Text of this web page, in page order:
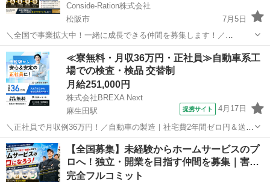
Conside-Ration株式会社
松阪市
7月5日
＼全国で事業拡大中！一緒に成長できる仲間を募集します！／
Conside-Ration株式会社では、住まいに関するホームサービス事業を
全国で展開しています。 現在、事業拡大に伴い、業務委託スタッフ・
将来独立を目指...
三重 松阪市 その他 スタッフ
≪寮無料・月収36万円・正社員≫自動車系工
場での検査・検品 交替制
月給251,000円
株式会社BREXA Next
麻生田駅
提携サイト 4月17日
＼正社員で月収例36万円！／自動車の製造｜社宅費2年間ゼロ円＆送迎
あり◎＜20〜30代男性活躍中＞ 自動車の組み立て・加工・検査など
トヨタ車体で、車両の製造を担当します。 ※雇用元は『株式会社
BREXA Next』です...
三重 いなべ市 麻生田駅 その他
【全国募集】未経験からホームサービスのプ
ロへ！独立・開業を目指す仲間を募集｜害…
完全フルコミット